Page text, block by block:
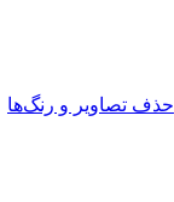
حذف تصاویر و رنگ‌ها